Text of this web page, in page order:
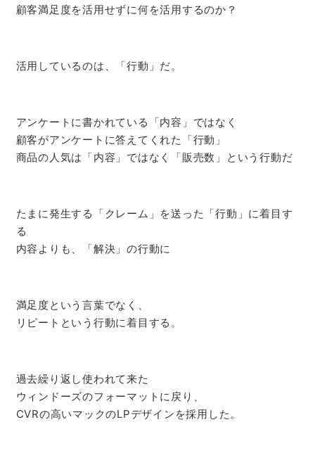
顧客満足度を活用せずに何を活用するのか？
活用しているのは、「行動」だ。
アンケートに書かれている「内容」ではなく
顧客がアンケートに答えてくれた「行動」
商品の人気は「内容」ではなく「販売数」という行動だ
たまに発生する「クレーム」を送った「行動」に着目す
る
内容よりも、「解決」の行動に
満足度という言葉でなく、
リピートという行動に着目する。
過去繰り返し使われて来た
ウィンドーズのフォーマットに戻り、
CVRの高いマックのLPデザインを採用した。